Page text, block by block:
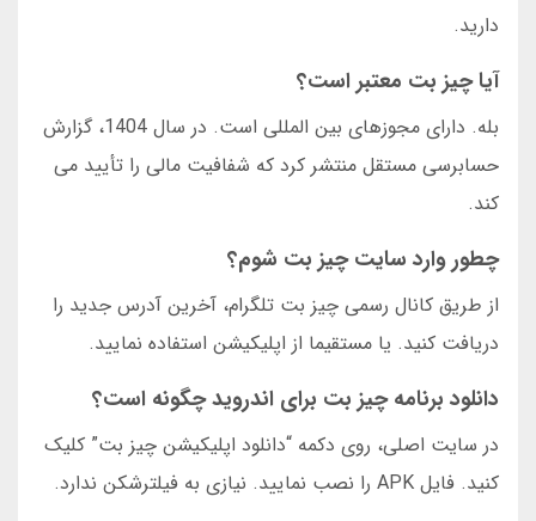
دارید.
آیا چیز بت معتبر است؟
بله. دارای مجوزهای بین المللی است. در سال 1404، گزارش
حسابرسی مستقل منتشر کرد که شفافیت مالی را تأیید می
کند.
چطور وارد سایت چیز بت شوم؟
از طریق کانال رسمی چیز بت تلگرام، آخرین آدرس جدید را
دریافت کنید. یا مستقیما از اپلیکیشن استفاده نمایید.
دانلود برنامه چیز بت برای اندروید چگونه است؟
در سایت اصلی، روی دکمه “دانلود اپلیکیشن چیز بت” کلیک
کنید. فایل APK را نصب نمایید. نیازی به فیلترشکن ندارد.